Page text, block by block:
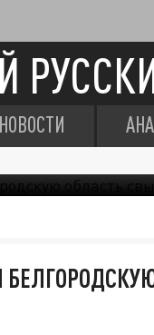
НОВОСТИ